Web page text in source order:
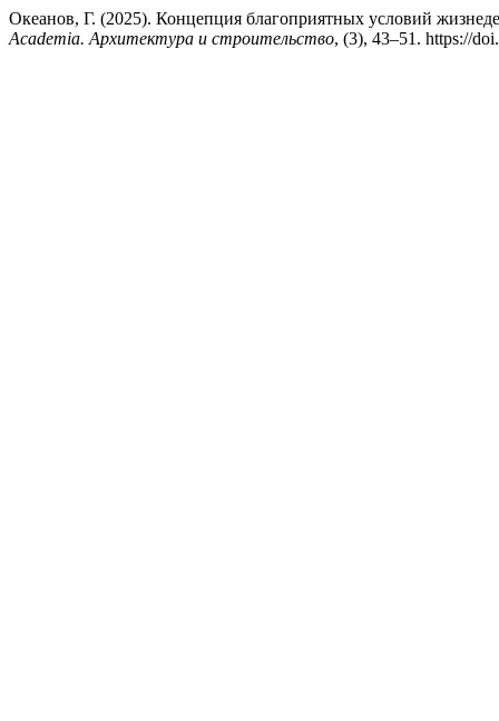
Океанов, Г. (2025). Концепция благоприятных условий
Academia. Архитектура и строительство, (3), 43–51. https://